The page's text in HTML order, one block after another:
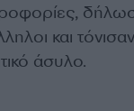
και
άσυλο.